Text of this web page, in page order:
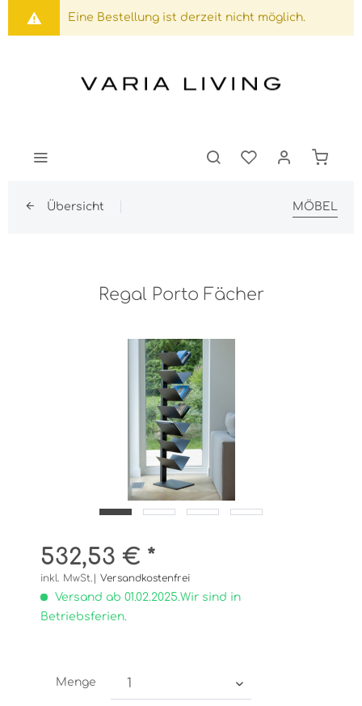
Eine Bestellung ist derzeit nicht möglich.
Übersicht MÖBEL
Regal Porto Fächer
532,53 € *
inkl. MwSt.| Versandkostenfrei
Versand ab 01.02.2025.Wir sind in
Betriebsferien.
Menge